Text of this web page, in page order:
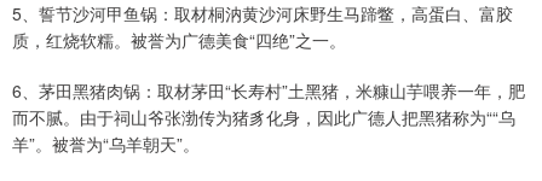
5、誓节沙河甲鱼锅：取材桐汭黄沙河床野生马蹄鳖，高蛋白、富胶
质，红烧软糯。被誉为广德美食“四绝”之一。
6、茅田黑猪肉锅：取材茅田“长寿村”土黑猪，米糠山芋喂养一年，肥
而不腻。由于祠山爷张渤传为猪豸化身，因此广德人把黑猪称为““乌
羊”。被誉为“乌羊朝天”。